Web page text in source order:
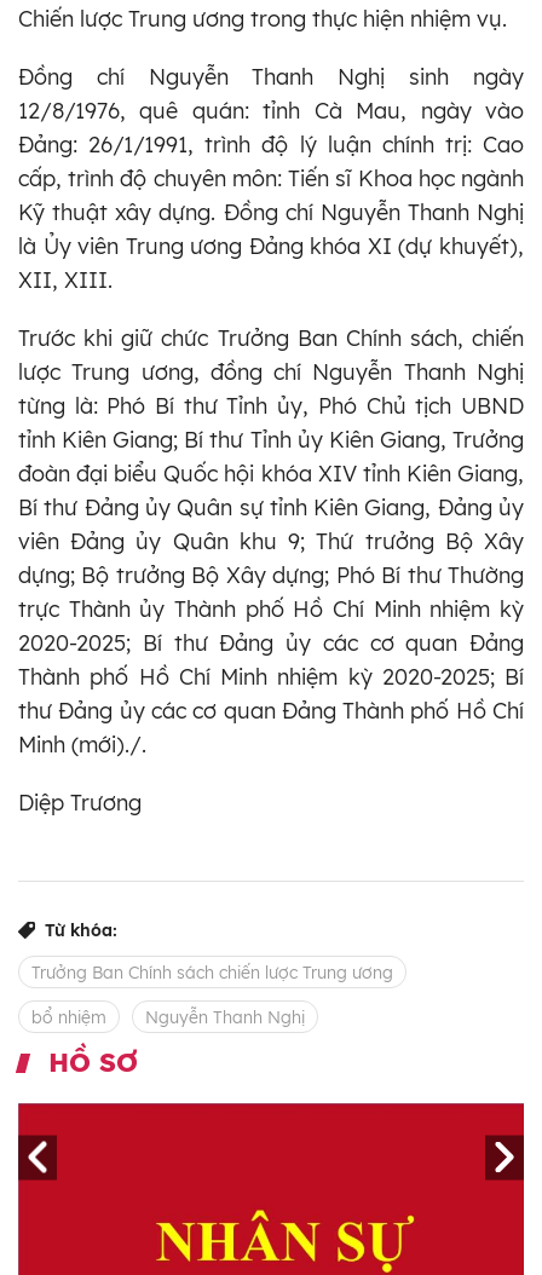
Chiến lược Trung ương trong thực hiện nhiệm vụ.
Đồng chí Nguyễn Thanh Nghị sinh ngày
12/8/1976, quê quán: tỉnh Cà Mau, ngày vào
Đảng: 26/1/1991, trình độ lý luận chính trị: Cao
cấp, trình độ chuyên môn: Tiến sĩ Khoa học ngành
Kỹ thuật xây dựng. Đồng chí Nguyễn Thanh Nghị
là Ủy viên Trung ương Đảng khóa XI (dự khuyết),
XII, XIII.
Trước khi giữ chức Trưởng Ban Chính sách, chiến
lược Trung ương, đồng chí Nguyễn Thanh Nghị
từng là: Phó Bí thư Tỉnh ủy, Phó Chủ tịch UBND
tỉnh Kiên Giang; Bí thư Tỉnh ủy Kiên Giang, Trưởng
đoàn đại biểu Quốc hội khóa XIV tỉnh Kiên Giang,
Bí thư Đảng ủy Quân sự tỉnh Kiên Giang, Đảng ủy
viên Đảng ủy Quân khu 9; Thứ trưởng Bộ Xây
dựng; Bộ trưởng Bộ Xây dựng; Phó Bí thư Thường
trực Thành ủy Thành phố Hồ Chí Minh nhiệm kỳ
2020-2025; Bí thư Đảng ủy các cơ quan Đảng
Thành phố Hồ Chí Minh nhiệm kỳ 2020-2025; Bí
thư Đảng ủy các cơ quan Đảng Thành phố Hồ Chí
Minh (mới)./.
Diệp Trương
Từ khóa:
Trưởng Ban Chính sách chiến lược Trung ương
bổ nhiệm Nguyễn Thanh Nghị
HỒ SƠ